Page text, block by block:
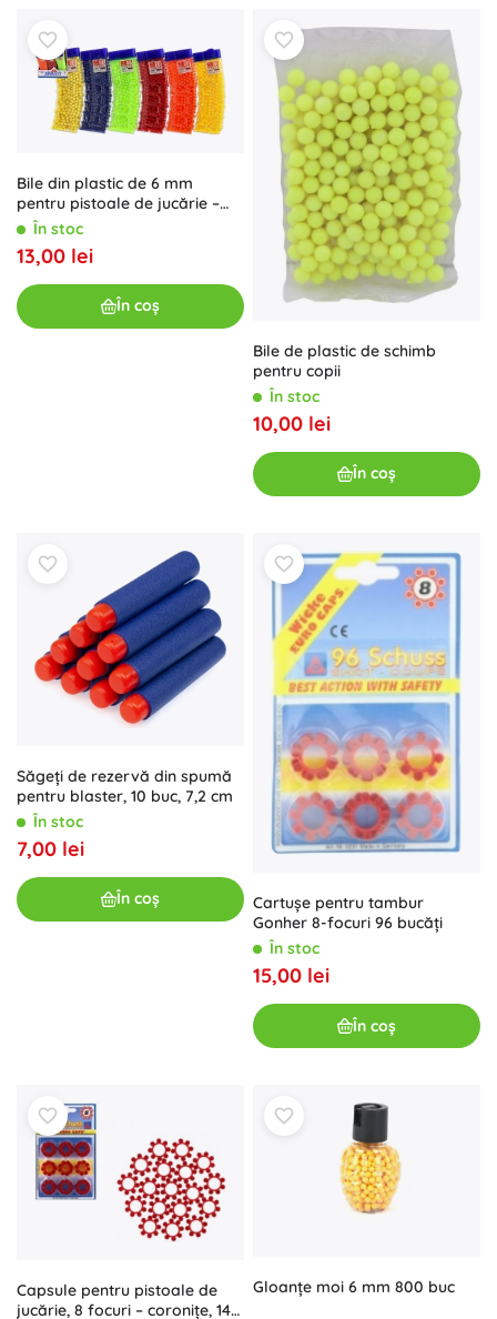
Bile din plastic de 6 mm
pentru pistoale de jucărie –
800 buc, mix de culori
În stoc
13,00 lei
În coș
Bile de plastic de schimb
pentru copii
În stoc
10,00 lei
În coș
Săgeți de rezervă din spumă
pentru blaster, 10 buc, 7,2 cm
În stoc
7,00 lei
În coș
Cartușe pentru tambur
Gonher 8-focuri 96 bucăți
În stoc
15,00 lei
În coș
Capsule pentru pistoale de
jucărie, 8 focuri – coronițe, 144
Gloanțe moi 6 mm 800 buc